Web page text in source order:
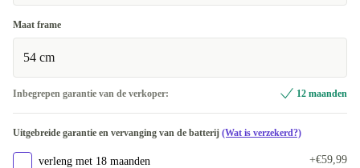
Maat frame
54 cm
Inbegrepen garantie van de verkoper: 12 maanden
Uitgebreide garantie en vervanging van de batterij (Wat is verzekerd?)
verleng met 18 maanden +€59,99